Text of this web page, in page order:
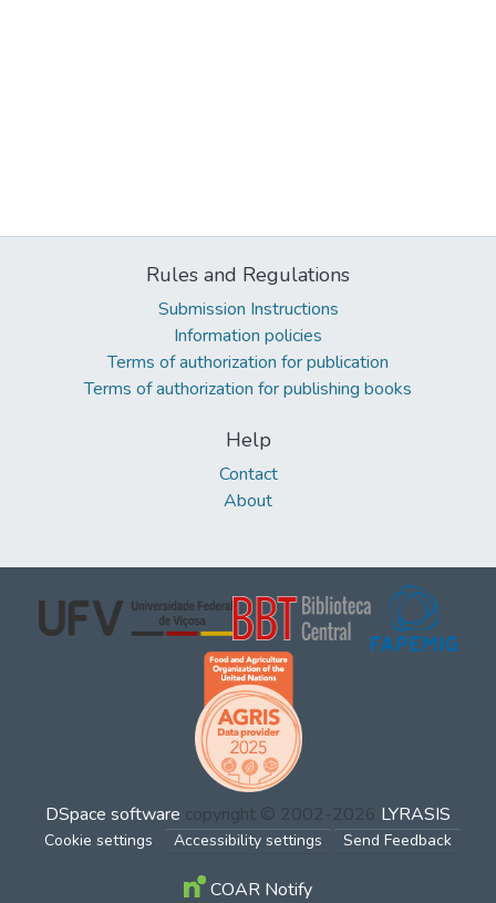
Rules and Regulations
Submission Instructions
Information policies
Terms of authorization for publication
Terms of authorization for publishing books
Help
Contact
About
DSpace software copyright © 2002-2026 LYRASIS
Cookie settings Accessibility settings Send Feedback
COAR Notify